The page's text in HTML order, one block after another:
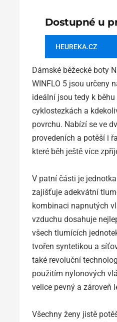
Dostupné u
HEUREKA.CZ
Dámské běžecké boty
WINFLO 5 jsou určeny
ideální jsou tedy k běhu
cyklostezkách a
povrchu. Nabízí se ve
provedeních a potěší i
které běh ještě více
V patní části je
zajišťuje adekvátní
kombinaci napnutých
vzduchu dosahuje
všech tlumících
tvořen syntetikou a
také revoluční
použitím nylonových
velice pevný a zároveň
Všechny ženy jistě